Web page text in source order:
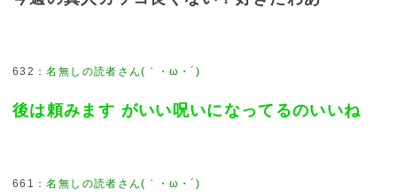
632 ：名無しの読者さん(｀・ω・´)
後は頼みます がいい呪いになってるのいいね
661 ：名無しの読者さん(｀・ω・´)